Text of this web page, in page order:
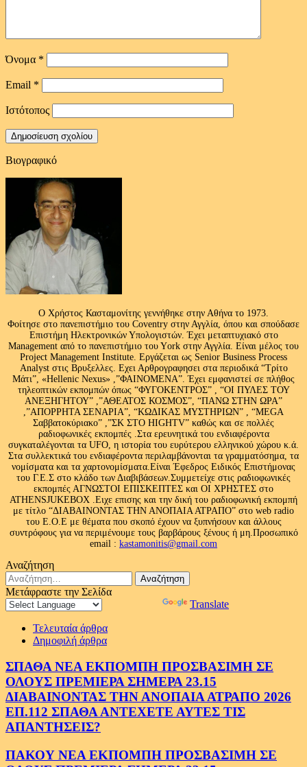
Όνομα *
Email *
Ιστότοπος
Βιογραφικό
Ο Χρήστος Κασταμονίτης γεννήθηκε στην Αθήνα το 1973.
Φοίτησε στο πανεπιστήμιο του Coventry στην Αγγλία, όπου και σπούδασε
Επιστήμη Ηλεκτρονικών Υπολογιστών. Έχει μεταπτυχιακό στο
Management από το πανεπιστήμιο του Υork στην Αγγλία. Είναι μέλος του
Project Management Institute. Εργάζεται ως Senior Business Process
Analyst στις Βρυξελλες. Εχει Αρθρογραφησει στα περιοδικά “Τρίτο
Μάτι”, «Hellenic Nexus» ,”ΦΑΙΝΟΜΕΝΑ”. Έχει εμφανιστεί σε πλήθος
τηλεοπτικών εκπομπών όπως “ΦΥΓΟΚΕΝΤΡΟΣ” , “ΟΙ ΠΥΛΕΣ ΤΟΥ
ΑΝΕΞΗΓΗΤΟΥ” ,”ΑΘΕΑΤΟΣ ΚΟΣΜΟΣ”, “ΠΑΝΩ ΣΤΗΝ ΩΡΑ”
,”ΑΠΟΡΡΗΤΑ ΣΕΝΑΡΙΑ”, “ΚΩΔΙΚΑΣ ΜΥΣΤΗΡΙΩΝ” , “MEGA
Σαββατοκύριακο” ,”ΣΚ ΣΤΟ HIGHTV” καθώς και σε πολλές
ραδιοφωνικές εκπομπές .Στα ερευνητικά του ενδιαφέροντα
συγκαταλέγονται τα UFO, η ιστορία του ευρύτερου ελληνικού χώρου κ.ά.
Στα συλλεκτικά του ενδιαφέροντα περιλαμβάνονται τα γραμματόσημα, τα
νομίσματα και τα χαρτονομίσματα.Είναι Έφεδρος Ειδικός Επιστήμονας
του Γ.Ε.Σ στο κλάδο των Διαβιβάσεων.Συμμετείχε στις ραδιοφωνικές
εκπομπές ΑΓΝΩΣΤΟΙ ΕΠΙΣΚΕΠΤΕΣ και ΟΙ ΧΡΗΣΤΕΣ στο
ATHENSJUKEBOX .Ειχε επισης και την δική του ραδιοφωνική εκπομπή
με τίτλο “ΔΙΑΒΑΙΝΟΝΤΑΣ ΤΗΝ ΑΝΟΠΑΙΑ ΑΤΡΑΠΟ” στο web radio
του Ε.Ο.Ε με θέματα που σκοπό έχουν να ξυπνήσουν και άλλους
συντρόφους για να περιμένουμε τους βαρβάρους ξένους ή μη.Προσωπικό
email : kastamonitis@gmail.com
Αναζήτηση
Αναζήτηση
για:
Μετάφραστε την Σελίδα
Translate
Τελευταία άρθρα
Δημοφιλή άρθρα
ΣΠΑΘΑ ΝΕΑ ΕΚΠΟΜΠΗ ΠΡΟΣΒΑΣΙΜΗ ΣΕ
ΟΛΟΥΣ ΠΡΕΜΙΕΡΑ ΣΗΜΕΡΑ 23.15
ΔΙΑΒΑΙΝΟΝΤΑΣ ΤΗΝ ΑΝΟΠΑΙΑ ΑΤΡΑΠΟ 2026
ΕΠ.112 ΣΠΑΘΑ ΑΝΤΕΧΕΤΕ ΑΥΤΕΣ ΤΙΣ
ΑΠΑΝΤΗΣΕΙΣ?
ΠΑΚΟΥ ΝΕΑ ΕΚΠΟΜΠΗ ΠΡΟΣΒΑΣΙΜΗ ΣΕ